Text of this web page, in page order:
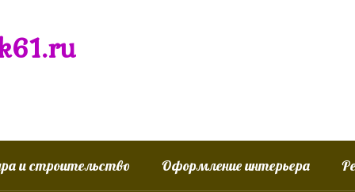
и строительство Оформление интерьера